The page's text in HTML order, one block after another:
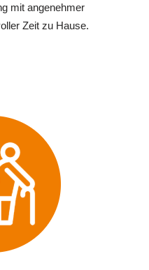
mit angenehmer
Zeit zu Hause.